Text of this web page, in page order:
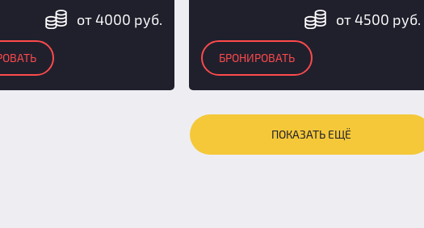
от 4000 руб. от 4500 руб.
БРОНИРОВАТЬ
ПОКАЗАТЬ ЕЩЁ